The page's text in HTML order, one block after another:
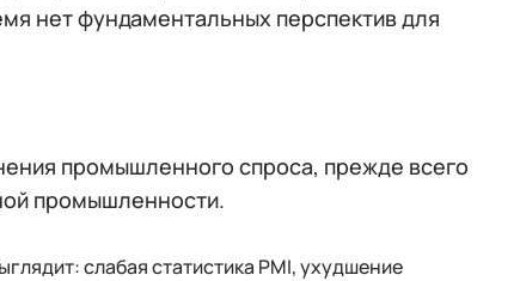
нет фундаментальных перспектив для
промышленного спроса, прежде всего
промышленности.
слабая статистика PMI, ухудшение